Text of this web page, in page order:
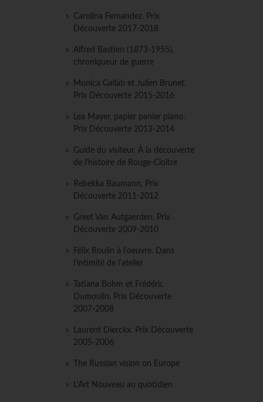
Carolina Fernandez. Prix
Découverte 2017-2018
Alfred Bastien (1873-1955),
chroniqueur de guerre
Monica Gallab et Julien Brunet.
Prix Découverte 2015-2016
Lea Mayer, papier panier piano.
Prix Découverte 2013-2014
Guide du visiteur. À la découverte
de l'histoire de Rouge-Cloître
Rebekka Baumann, Prix
Découverte 2011-2012
Greet Van Autgaerden, Prix
Découverte 2009-2010
Félix Roulin à l'oeuvre. Dans
l'intimité de l'atelier
Tatiana Bohm et Frédéric
Dumoulin. Prix Découverte
2007-2008
Laurent Dierckx. Prix Découverte
2005-2006
The Russian vision on Europe
L’Art Nouveau au quotidien